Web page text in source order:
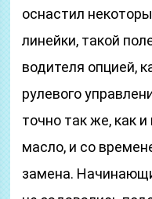
оснастил
линейки, такой
водителя опцией,
рулевого
точно так же, как и
масло, и со
замена.